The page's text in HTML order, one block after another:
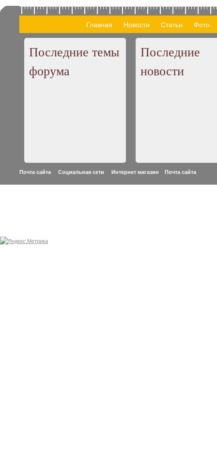
Главная Новости Статьи Фото
Последние темы
форума
Последние
новости
Почта сайта Социальная сети Интернет магазин Почта сайта